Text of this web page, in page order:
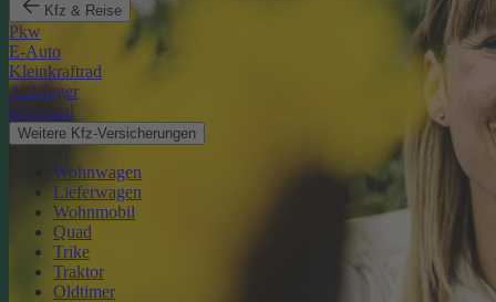
Kfz & Reise
Pkw
E-Auto
Kleinkraftrad
Anhänger
Motorrad
Weitere Kfz-Versicherungen
Wohnwagen
Lieferwagen
Wohnmobil
Quad
Trike
Traktor
Oldtimer